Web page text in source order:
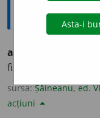
Explicative
altruism
n.
filozofia pozitivistă).
sursa:Șăineanu, ed.
acțiuni